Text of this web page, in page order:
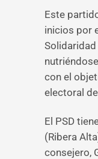
Este
inicios por
Solidaridad
con el
electoral
El PSD
(Ribera
consejero,